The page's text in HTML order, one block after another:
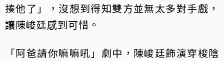
揍他了」，沒想到得知雙方並無太多對手戲，
讓陳峻廷感到可惜。
「阿爸請你嘛嘛吼」劇中，陳峻廷飾演穿梭陰